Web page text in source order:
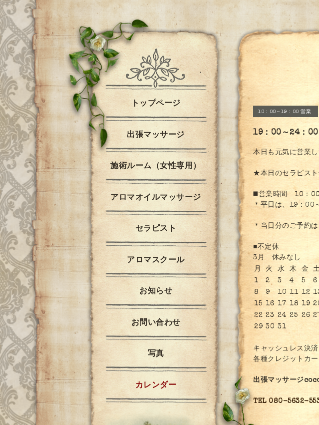
10：00～19：00 営業
19：00～24：00
本日も元気に営業し
★本日のセラピス
◼️営業時間 10：
＊平日は、19：00
＊当日分のご予約
■不定休
3月 休みなし
月
火 水 木 金
1
2 3 4 5 6
8
9 10 11 12
15 16 17 18 19
22 23 24 25 26
29 30 31
キャッシュレス決済
各種クレジットカ
出張マッサージ
TEL 080-5632-
トップページ
出張マッサージ
施術ルーム（女性専用）
アロマオイルマッサージ
セラピスト
アロマスクール
お知らせ
お問い合わせ
写真
カレンダー